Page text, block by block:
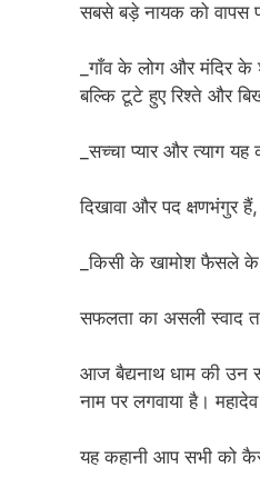
सबसे बड़े नायक को वापस
_गाँव के लोग और मंदिर के
बल्कि टूटे हुए रिश्ते और
_सच्चा प्यार और त्याग यह
दिखावा और पद क्षणभंगुर
_किसी के खामोश फैसले के
सफलता का असली स्वाद
आज बैद्यनाथ धाम की उन
नाम पर लगवाया है।
यह कहानी आप सभी को